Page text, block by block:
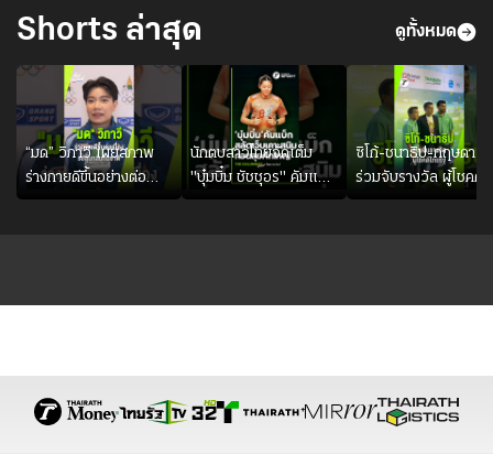
เมื่อเครื่องกั้นได้ส่งเสียงดังร้องเตือน และไฟ
จราจรได้ติดประมาณ 10 วินาที คานถึงจะลงมา
ปิดถนน จู่ ๆ รถตู้สีขาววิ่งเยียบคันเร่งเข้ามาในจุด
เกิดเหตุ จนเกิดเหตุดังกล่าวขึ้น ก่อนที่หลังจาก
นั้นคนขับรถตู้สีขาวจะลงมาขอโทษ ทั้งนี้ไม้กั้น
คดงอเล็กน้อย โดยเหตุการณ์นี้เกิดขึ้นบริเวณ
ซอยศาลาธรรมสพน์ 58 หน้าโรงเรียนวัดปรุณา
Shorts ล่าสุด ดูทั้งหมด
“มด” วิภาวี เผยสภาพ
ร่างกายดีขึ้นอย่างต่อ
เนื่อง พร้อมพยายามลง
นักตบสาวไทยจัดเต็ม
"บุ๋มบิ๋ม ชัชชุอร" คัมแบ็ก
ศึก" SEA V CUP
ซิโก้-ชนาธิป-กฤษดา
ร่วมจับรางวัล ผู้โชคดีไ
รางวัลที่ 1 จากไทยรัฐ